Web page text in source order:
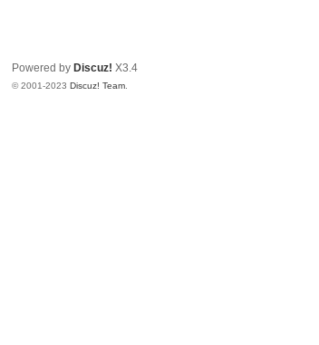
Powered by Discuz! X3.4
© 2001-2023Discuz! Team